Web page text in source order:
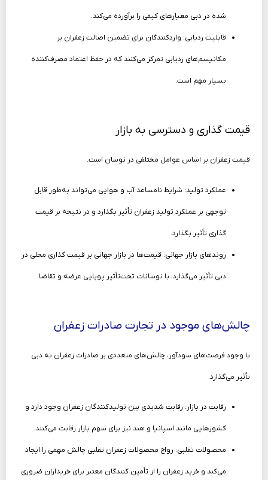
شده در دبی معیارهای کیفی را برآورده می‌کند.
قابلیت ردیابی: واردکنندگان برای تضمین اصالت زعفران بر
مکانیسم‌های ردیابی تمرکز می‌کنند که در حفظ اعتماد مصرف‌کننده
بسیار مهم است.
قیمت گذاری و دسترسی به بازار
قیمت زعفران بر اساس عوامل مختلفی در نوسان است.
عملکرد تولید: شرایط نامساعد آب و هوایی می‌تواند به‌طور قابل
توجهی بر عملکرد تولید زعفران تأثیر بگذارد و در نتیجه بر قیمت
گذاری تأثیر بگذارد.
روندهای بازار جهانی: قیمت‌ها در بازار جهانی بر قیمت گذاری محلی در
دبی تأثیر می‌گذارد، با نوسانات تحت‌تأثیر پویایی عرضه و تقاضا.
چالش‌های موجود در تجارت صادرات زعفران
با وجود فرصت‌های سودآور، چالش‌های متعددی بر صادرات زعفران به دبی
تأثیر می‌گذارد.
رقابت در بازار: رقابت شدیدی بین تولیدکنندگان زعفران وجود دارد و
کشورهایی مانند اسپانیا و هند نیز برای سهم بازار رقابت می‌کنند.
محصولات تقلبی: رواج محصولات زعفران تقلبی چالش مهمی را ایجاد
می‌کند و خرید زعفران را از تأمین کنندگان معتبر برای خریداران ضروری